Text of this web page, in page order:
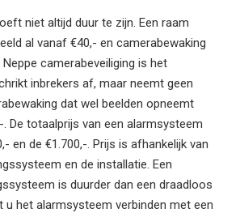
niet altijd duur te zijn. Een raam
al vanaf €40,- en camerabewaking
camerabeveiliging is het
inbrekers af, maar neemt geen
dat wel beelden opneemt
De totaalprijs van een alarmsysteem
en de €1.700,-. Prijs is afhankelijk van
en de installatie. Een
is duurder dan een draadloos
u het alarmsysteem verbinden met een